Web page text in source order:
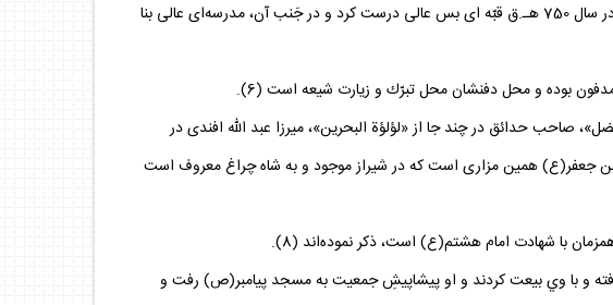
او را شناختند. بعد از آن اتابك ابوبكر، بنائى بلندتر از اوّلى تأسيس كرد سپس خاتون ‌تاش كه زنى نيكوكار و اهل عبادت بوده در سال 750 هـ.ق قبّه‌ اى بس عالى درست كرد و در جَنب آن، مدرسه‌اى عالى بنا
الفضل»، صاحب حدائق در چند جا از «لؤلؤة البحرين»، ميرزا عبد الله افندى در
جعفر(ع) همين مزارى است كه در شيراز موجود و به شاه چراغ معروف است
و با وي بيعت كردند و او پيشاپيشِ جمعيت به مسجد پيامبر(ص) رفت و